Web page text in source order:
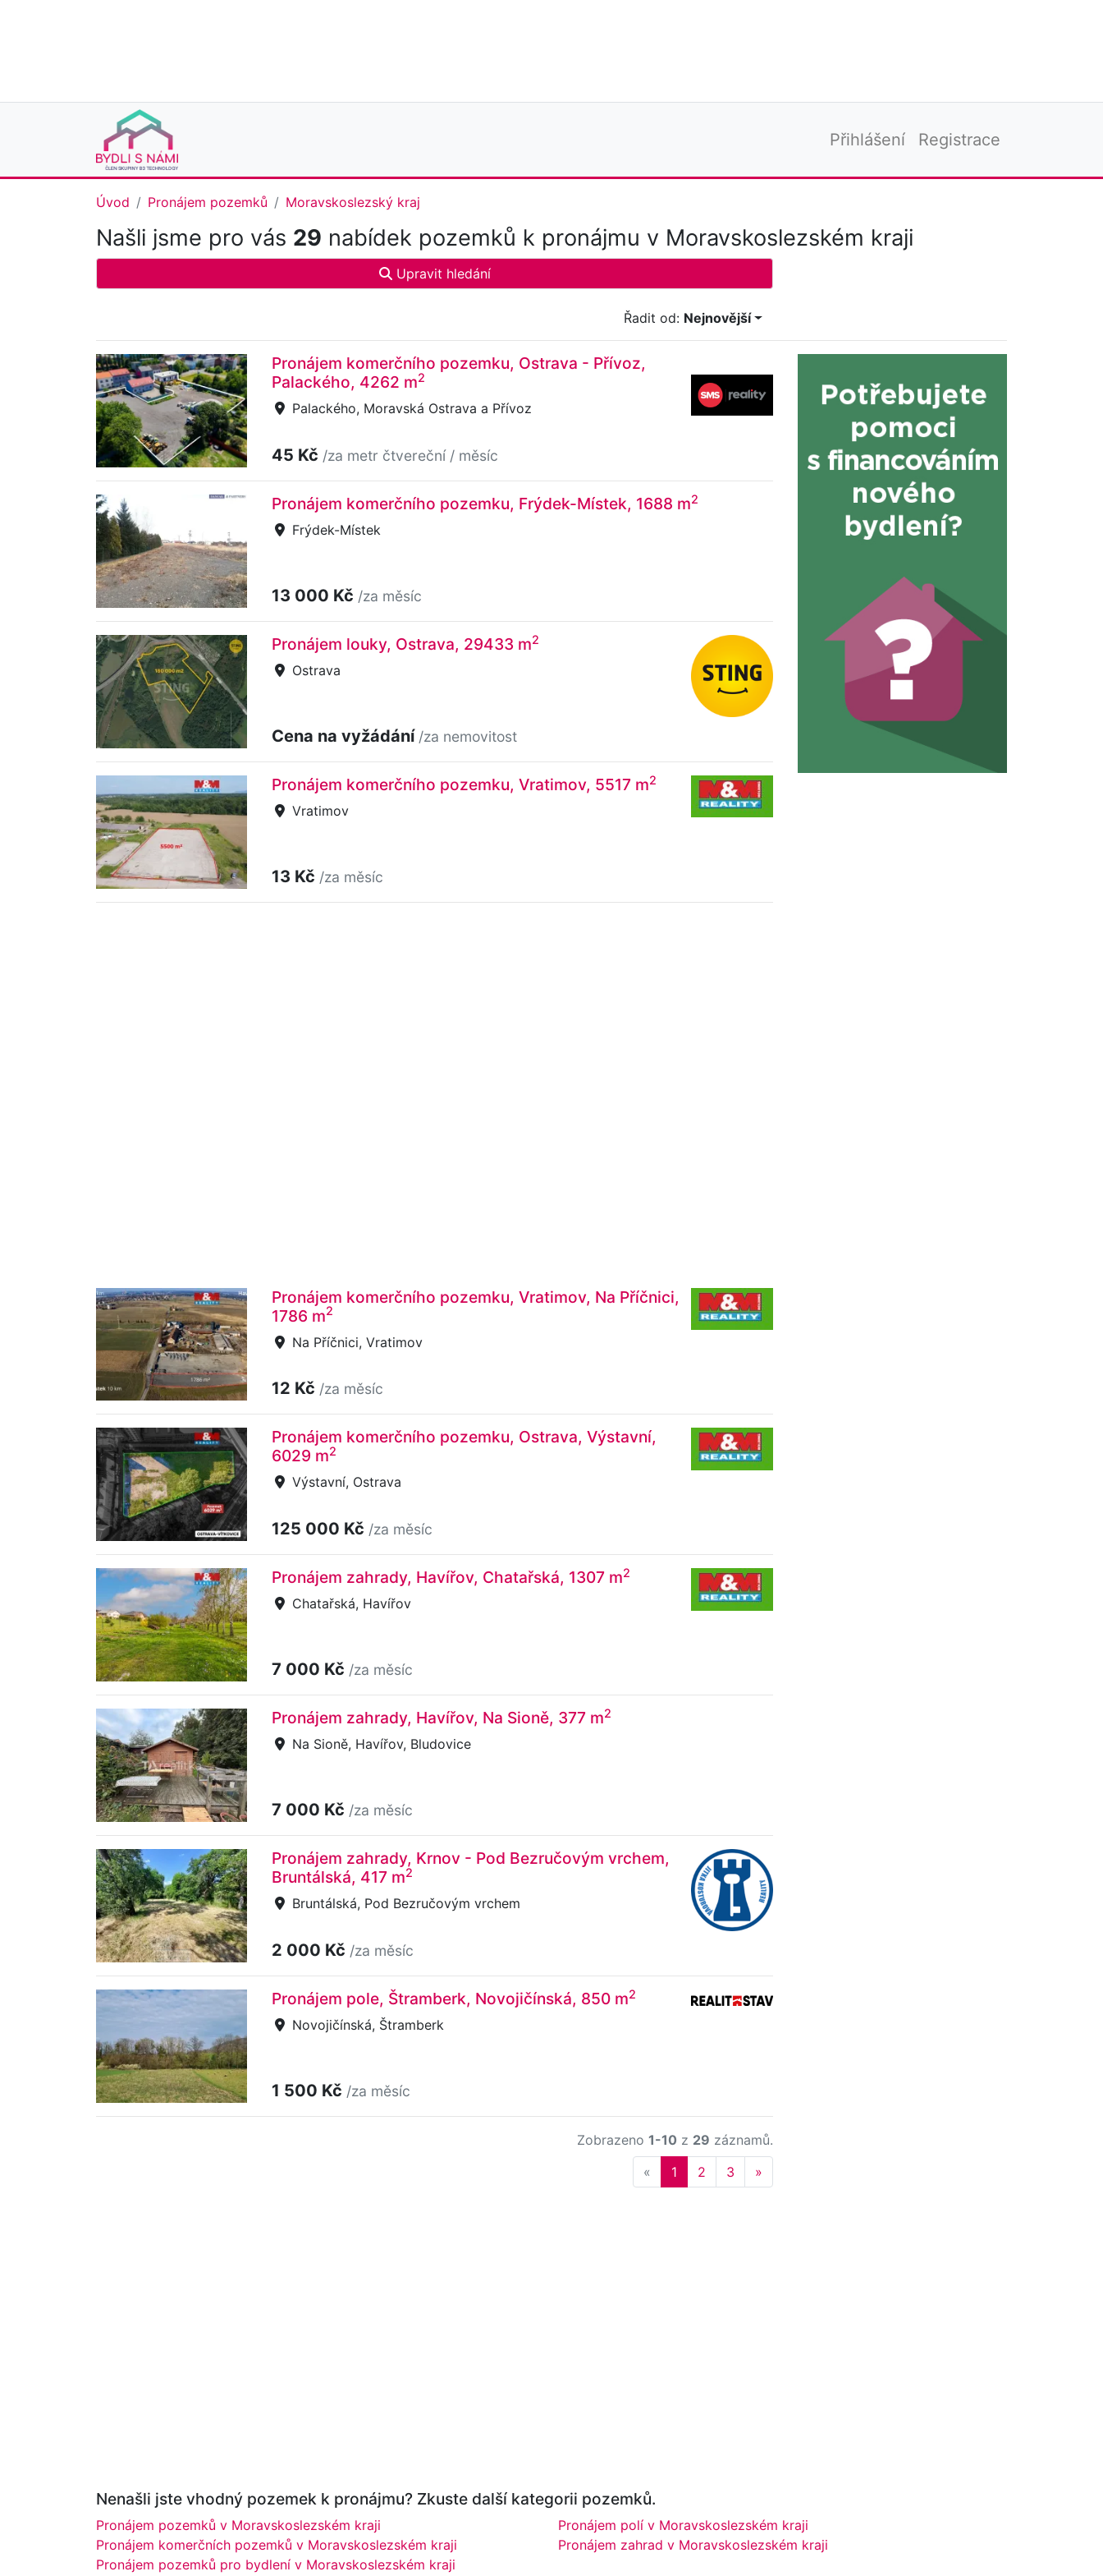
Přihlášení Registrace
Úvod Pronájem pozemků Moravskoslezský kraj
Našli jsme pro vás 29 nabídek pozemků k pronájmu v Moravskoslezském kraji
Upravit hledání
Řadit od: Nejnovější
Pronájem komerčního pozemku, Ostrava - Přívoz,
Palackého, 4262 m2
Palackého, Moravská Ostrava a Přívoz
45 Kč /za metr čtvereční / měsíc
Pronájem komerčního pozemku, Frýdek-Místek, 1688 m2
Frýdek-Místek
13 000 Kč /za měsíc
Pronájem louky, Ostrava, 29433 m2
Ostrava
Cena na vyžádání /za nemovitost
Pronájem komerčního pozemku, Vratimov, 5517 m2
Vratimov
13 Kč /za měsíc
Pronájem komerčního pozemku, Vratimov, Na Příčnici,
1786 m2
Na Příčnici, Vratimov
12 Kč /za měsíc
Pronájem komerčního pozemku, Ostrava, Výstavní,
6029 m2
Výstavní, Ostrava
125 000 Kč /za měsíc
Pronájem zahrady, Havířov, Chatařská, 1307 m2
Chatařská, Havířov
7 000 Kč /za měsíc
Pronájem zahrady, Havířov, Na Sioně, 377 m2
Na Sioně, Havířov, Bludovice
7 000 Kč /za měsíc
Pronájem zahrady, Krnov - Pod Bezručovým vrchem,
Bruntálská, 417 m2
Bruntálská, Pod Bezručovým vrchem
2 000 Kč /za měsíc
Pronájem pole, Štramberk, Novojičínská, 850 m2
Novojičínská, Štramberk
1 500 Kč /za měsíc
Zobrazeno 1-10 z 29 záznamů.
« Previous
1 2 3 »
Nenašli jste vhodný pozemek k pronájmu? Zkuste další kategorii pozemků.
Pronájem pozemků v Moravskoslezském kraji
Pronájem komerčních pozemků v Moravskoslezském kraji
Pronájem pozemků pro bydlení v Moravskoslezském kraji
Pronájem polí v Moravskoslezském kraji
Pronájem zahrad v Moravskoslezském kraji